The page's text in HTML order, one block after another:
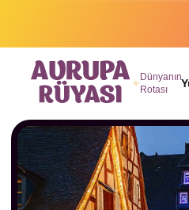
Dünyanın
Rotası